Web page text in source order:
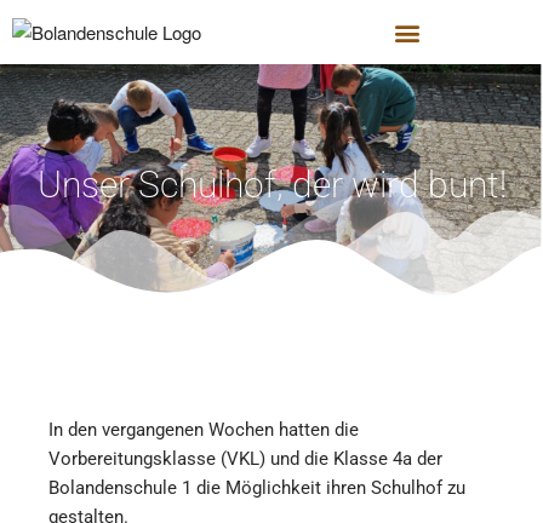
Unser Schulhof, der wird bunt!
In den vergangenen Wochen hatten die
Vorbereitungsklasse (VKL) und die Klasse 4a der
Bolandenschule 1 die Möglichkeit ihren Schulhof zu
gestalten.